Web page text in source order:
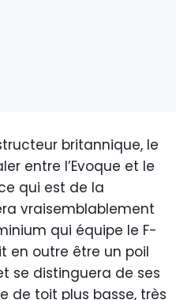
britannique, le
entre l’Evoque et le
qui est de la
vraisemblablement
qui équipe le F-
en outre être un poil
se distinguera de ses
de toit plus basse, très